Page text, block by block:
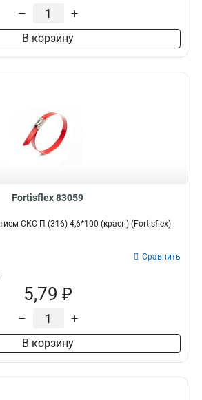
– +
В корзину
Fortisflex 83059
СКС-П (316) 4,6*100 (красн) (Fortisflex)
Сравнить
5,79 ₽
– +
В корзину